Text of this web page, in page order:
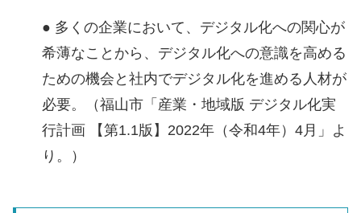
● 多くの企業において、デジタル化への関心が
希薄なことから、デジタル化への意識を高める
ための機会と社内でデジタル化を進める人材が
必要。（福山市「産業・地域版 デジタル化実
行計画 【第1.1版】2022年（令和4年）4月」よ
り。）